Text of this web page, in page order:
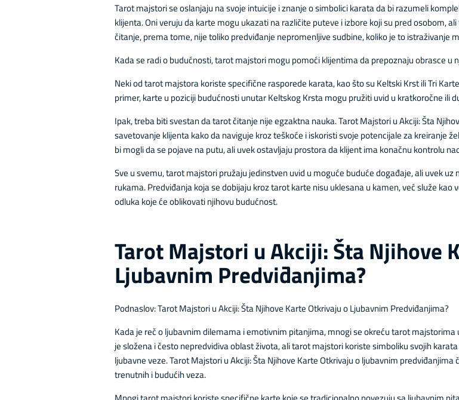
Tarot majstori se oslanjaju na svoje intuicije i znanje o simbolici karata da bi razumeli
klijenta. Oni veruju da karte mogu ukazati na različite puteve i izbore koji su pred osobom,
čitanje, prema tome, nije toliko predviđanje nepromenljive sudbine, koliko je to istraživanje
Kada se radi o budućnosti, tarot majstori mogu pomoći klijentima da prepoznaju obrasce
Neki od tarot majstora koriste specifične rasporede karata, kao što su Keltski Krst ili Tri
primer, karte u poziciji budućnosti unutar Keltskog Krsta mogu pružiti uvid u kratkoročne ili
Ipak, treba biti svestan da tarot čitanje nije egzaktna nauka. Tarot Majstori u Akciji: Šta
savetovanje klijenta kako da naviguje kroz teškoće i iskoristi svoje potencijale za kreiranje
bi mogli da se pojave na putu, ali uvek ostavljaju prostora da klijent ima konačnu kontrolu
Sve u svemu, tarot majstori pružaju jedinstven uvid u moguće buduće događaje, ali uvek
rukama. Predviđanja koja se dobijaju kroz tarot karte nisu uklesana u kamen, već služe
odluka koje će oblikovati njihovu budućnost.
Tarot Majstori u Akciji: Šta Njihove
Ljubavnim Predviđanjima?
Podnaslov: Tarot Majstori u Akciji: Šta Njihove Karte Otkrivaju o Ljubavnim Predviđanjima?
Kada je reč o ljubavnim dilemama i emotivnim pitanjima, mnogi se okreću tarot
je složena i često nepredvidiva oblast života, ali tarot majstori koriste simboliku svojih
ljubavne veze. Tarot Majstori u Akciji: Šta Njihove Karte Otkrivaju o ljubavnim
trenutnih i budućih veza.